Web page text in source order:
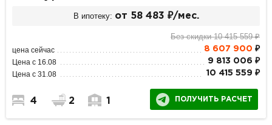
В ипотеку: от 58 483 ₽/мес.
Без скидки 10 415 559 ₽
цена сейчас 8 607 900 ₽
Цена с 16.08 9 813 006 ₽
Цена с 31.08 10 415 559 ₽
4 2 1 ПОЛУЧИТЬ РАСЧЕТ